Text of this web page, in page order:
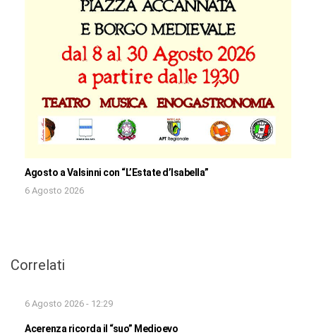
Agosto a Valsinni con “L’Estate d’Isabella”
6 Agosto 2026
Correlati
6 Agosto 2026 - 12:29
Acerenza ricorda il “suo” Medioevo